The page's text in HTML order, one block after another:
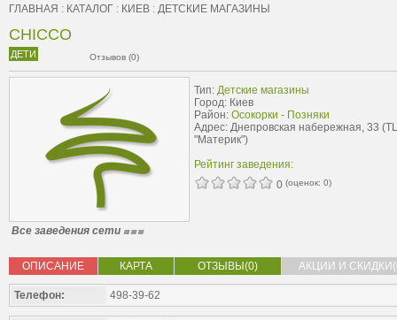
ГЛАВНАЯ : КАТАЛОГ : КИЕВ : ДЕТСКИЕ МАГАЗИНЫ
CHICCO
ДЕТИ Отзывов (0)
Тип: Детские магазины
Город: Киев
Район: Осокорки - Позняки
Адрес: Днепровская набережная, 33
"Материк")
Рейтинг заведения:
0 (оценок: 0)
Все заведения сети
ОПИСАНИЕ КАРТА ОТЗЫВЫ(0) АКЦИИ И
Телефон: 498-39-62